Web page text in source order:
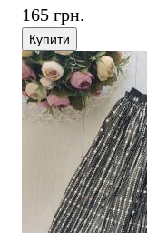
165 грн.
Купити